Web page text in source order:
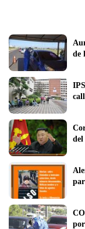
de